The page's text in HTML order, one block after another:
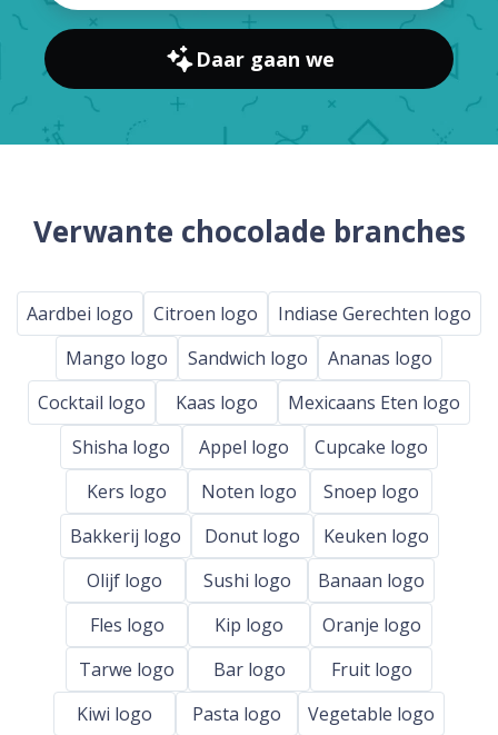
Daar gaan we
Verwante chocolade branches
Aardbei logo Citroen logo
Indiase Gerechten logo
Mango logo
Sandwich logo
Ananas logo
Cocktail logo
Kaas logo
Mexicaans Eten logo
Shisha logo
Appel logo
Cupcake logo
Kers logo
Noten logo
Snoep logo
Bakkerij logo
Donut logo
Keuken logo
Olijf logo
Sushi logo
Banaan logo
Fles logo
Kip logo
Oranje logo
Tarwe logo
Bar logo
Fruit logo
Kiwi logo
Pasta logo
Vegetable logo